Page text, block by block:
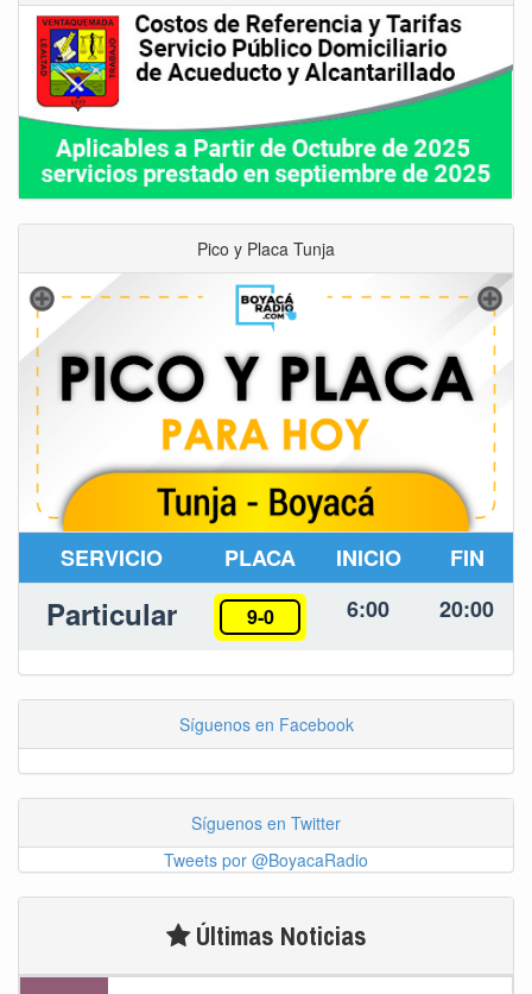
Pico y Placa Tunja
SERVICIO PLACA INICIO FIN
Particular 9-0 6:00 20:00
Síguenos en Facebook
Síguenos en Twitter
Tweets por @BoyacaRadio
Últimas Noticias